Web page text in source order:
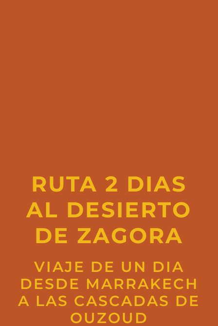
RUTA 2 DIAS
AL DESIERTO
DE ZAGORA
VIAJE DE UN DIA
DESDE MARRAKECH
A LAS CASCADAS DE
OUZOUD